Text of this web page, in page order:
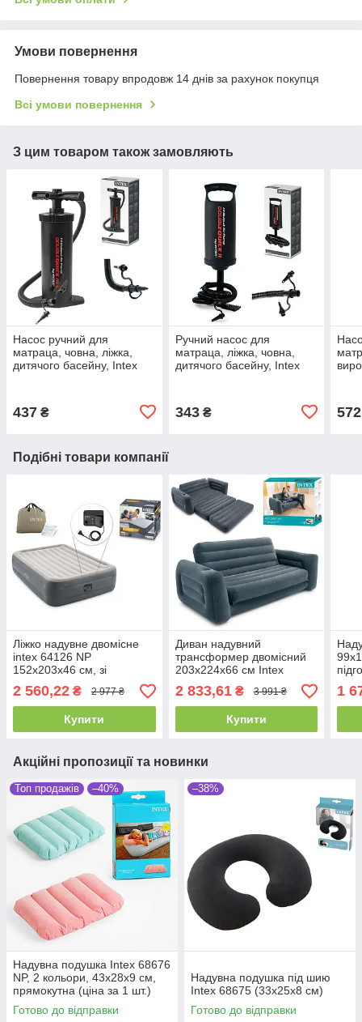
Умови повернення
Повернення товару впродовж 14 днів за рахунок покупця
Всі умови повернення
З цим товаром також замовляють
Насос ручний для
матраца, човна, ліжка,
дитячого басейну, Intex
437 ₴
Ручний насос для
матраца, ліжка, човна,
дитячого басейну, Intex
343₴ 572
Подібні товари компанії
Ліжко надувне двомісне
intex 64126 NP
152х203х46 см, зі
вбудованим електричним
насосом 220V
2 560,22 ₴ 2 977 ₴
Купити
Диван надувний
трансформер двомісний
203х224х66 см Intex
66552, велюровий,
двоспальний
2 833,61₴ 3 991 ₴
Купити
1
Акційні пропозиції та новинки
Топ продажів –40%
Надувна подушка Intex 68676
NP, 2 кольори, 43х28х9 см,
прямокутна (ціна за 1 шт.)
Готово до відправки
–38%
Надувна подушка під шию
Intex 68675 (33х25х8 см)
Готово до відправки